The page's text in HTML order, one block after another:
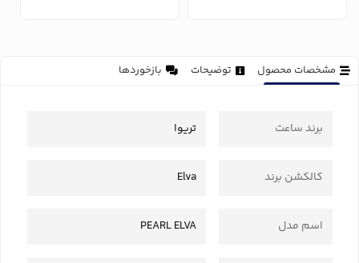
مشخصات محصول توضیحات بازخوردها
برند ساعت تریوا
کالکشن برند Elva
اسم مدل PEARL ELVA